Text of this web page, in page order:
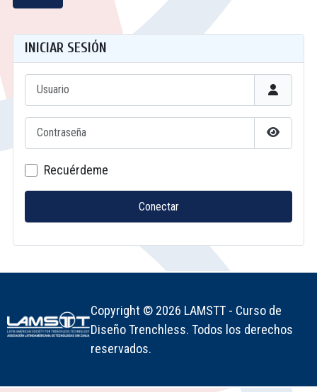
INICIAR SESIÓN
Usuario
Contraseña
Mostrar
Recuérdeme
Conectar
Copyright © 2026 LAMSTT - Curso de
Diseño Trenchless. Todos los derechos
reservados.